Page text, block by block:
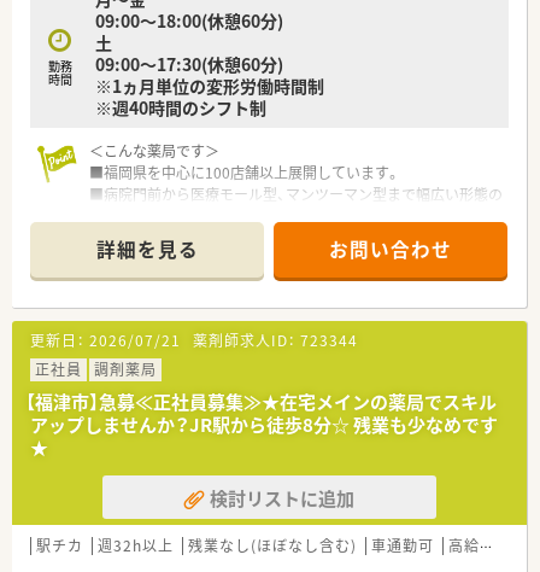
勤務
時間
09:00～18:00(休憩60分)
土
09:00～17:30(休憩60分)
※1ヵ月単位の変形労働時間制
※週40時間のシフト制
＜こんな薬局です＞
■福岡県を中心に100店舗以上展開しています。
■病院門前から医療モール型、マンツーマン型まで幅広い形態の
舗でOTCの取り扱いがあるため、調剤だけではなくOTCも経験で
きる環境です。
■処方箋枚数に対して20枚/人程度の人数体制を維持しておりま
す。
■服薬履歴を全店オンライン共有し、自宅近く以外でも飲み合わ
せ・重複チェックができる体制を整えています。
■会社の収益が高ければ、社員の皆さんに給与として還元をして
おり、頑張りに応じて評価頂ける会社です。
＜店舗情報＞
■店舗内は優しい方が多く、良い雰囲気です。
■子育てにも理解があり、両立しやすい店舗です。
■福岡市近郊で貴重な車通勤が可能な求人です。
詳細を見る お問い合わせ
更新日： 2026/07/21 薬剤師求人ID： 723344
正社員
調剤薬局
【福津市】急募≪正社員募集≫★在宅メインの薬局でスキル
アップしませんか？JR駅から徒歩8分☆ 残業も少なめです
★
検討リストに追加
駅チカ 週32h以上 残業なし(ほぼなし含む) 車通勤可 高給与(600万円以上)